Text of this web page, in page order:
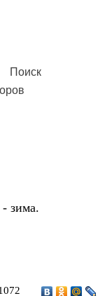
Поиск
зима.